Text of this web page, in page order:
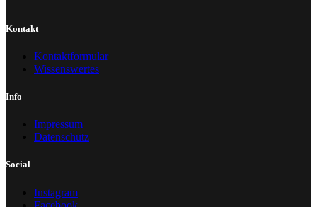
Kontakt
Kontaktformular
Wissenswertes
Info
Impressum
Datenschutz
Social
Instagram